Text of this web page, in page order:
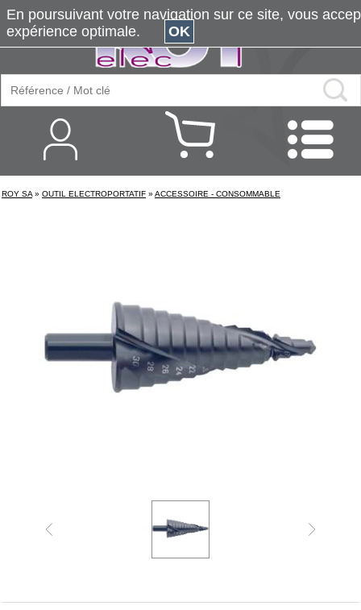
ROY SA » OUTIL ELECTROPORTATIF » ACCESSOIRE - CONSOMMABLE
En poursuivant votre navigation sur ce site, vous
expérience optimale.
OK